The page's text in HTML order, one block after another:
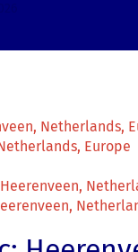
Netherlands,
Europe